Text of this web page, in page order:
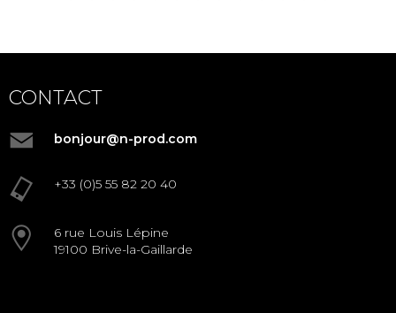
CONTACT
bonjour@n-prod.com
+33 (0)5 55 82 20 40
6 rue Louis Lépine
19100 Brive-la-Gaillarde